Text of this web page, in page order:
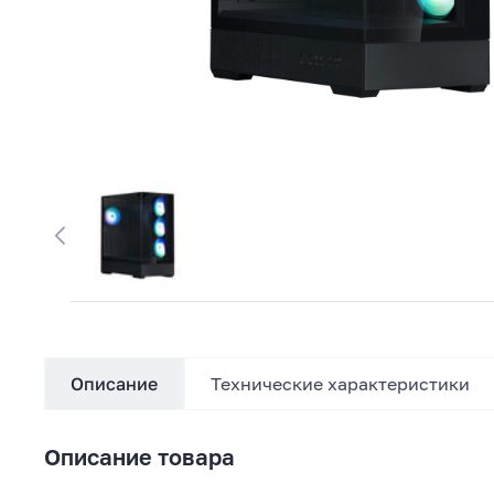
Описание Технические характеристики
Описание товара